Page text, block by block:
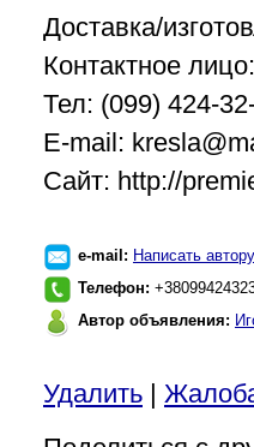
Доставка/
Контактное
Тел: (099) 424-
E-mail:
Сайт: http://
e-mail: Написать автору
Телефон:
Автор объявления:
Удалить |